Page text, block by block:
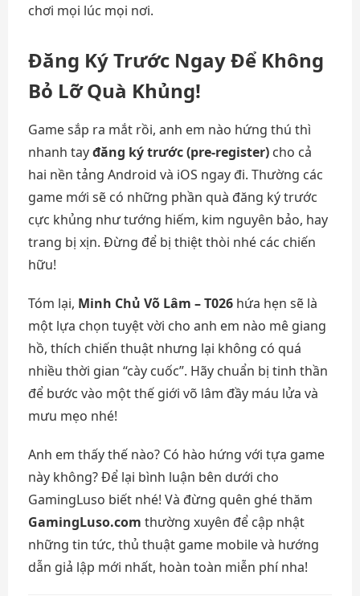
chơi mọi lúc mọi nơi.
Đăng Ký Trước Ngay Để Không
Bỏ Lỡ Quà Khủng!
Game sắp ra mắt rồi, anh em nào hứng thú thì
nhanh tayđăng ký trước (pre-register) cho cả
hai nền tảng Android và iOS ngay đi. Thường các
game mới sẽ có những phần quà đăng ký trước
cực khủng như tướng hiếm, kim nguyên bảo, hay
trang bị xịn. Đừng để bị thiệt thòi nhé các chiến
hữu!
Tóm lại, Minh Chủ Võ Lâm – T026 hứa hẹn sẽ là
một lựa chọn tuyệt vời cho anh em nào mê giang
hồ, thích chiến thuật nhưng lại không có quá
nhiều thời gian “cày cuốc”. Hãy chuẩn bị tinh thần
để bước vào một thế giới võ lâm đầy máu lửa và
mưu mẹo nhé!
Anh em thấy thế nào? Có hào hứng với tựa game
này không? Để lại bình luận bên dưới cho
GamingLuso biết nhé! Và đừng quên ghé thăm
GamingLuso.com thường xuyên để cập nhật
những tin tức, thủ thuật game mobile và hướng
dẫn giả lập mới nhất, hoàn toàn miễn phí nha!